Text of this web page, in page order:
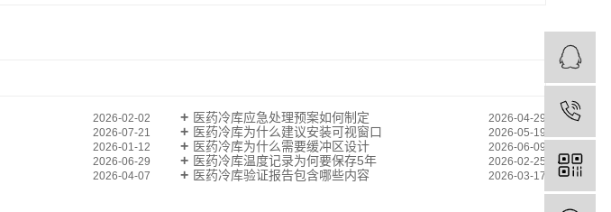
2026-02-02 医药冷库应急处理预案如何制定 2026-04-29
2026-07-21 医药冷库为什么建议安装可视窗口 2026-05-19
2026-01-12 医药冷库为什么需要缓冲区设计 2026-06-09
2026-06-29 医药冷库温度记录为何要保存5年 2026-02-25
2026-04-07 医药冷库验证报告包含哪些内容 2026-03-17